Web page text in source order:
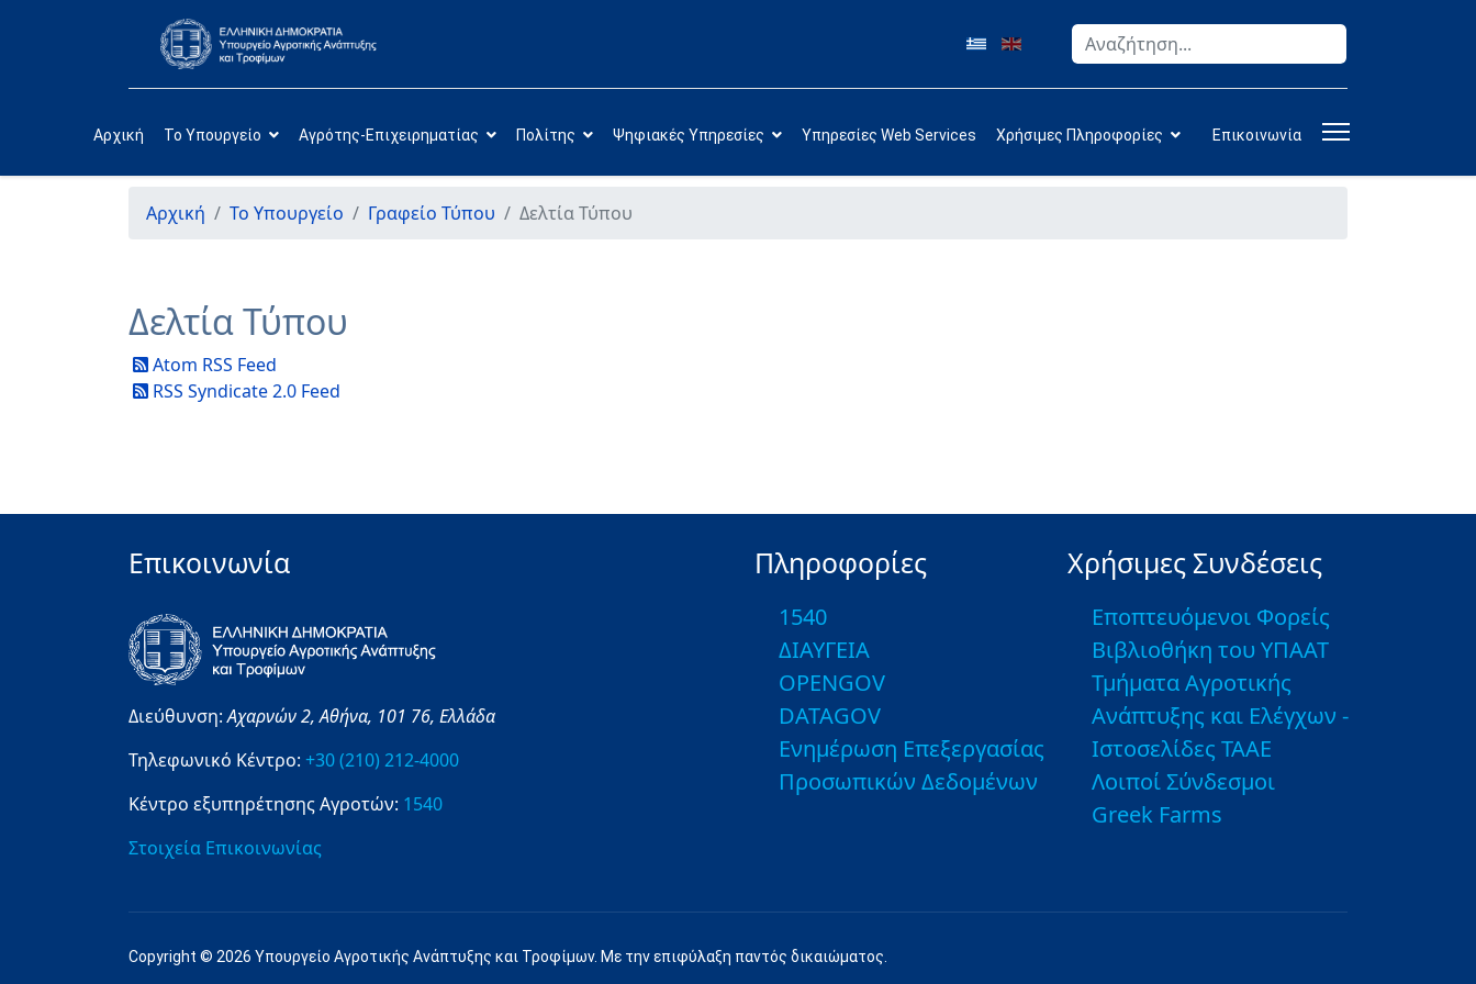
Αναζήτηση
Αρχική Το Υπουργείο Αγρότης-Επιχειρηματίας Πολίτης Ψηφιακές Υπηρεσίες Υπηρεσίες Web Services Χρήσιμες Πληροφορίες Επικοινωνία
Αρχική Το Υπουργείο Γραφείο Τύπου Δελτία Τύπου
Δελτία Τύπου
Atom RSS Feed
RSS Syndicate 2.0 Feed
Επικοινωνία
Διεύθυνση:Αχαρνών 2,Αθήνα, 101 76, Ελλάδα
Τηλεφωνικό Κέντρο: +30 (210) 212-4000
Κέντρο εξυπηρέτησης Αγροτών: 1540
Στοιχεία Επικοινωνίας
Πληροφορίες
1540
ΔΙΑΥΓΕΙΑ
OPENGOV
DATAGOV
Ενημέρωση Επεξεργασίας
Προσωπικών Δεδομένων
Χρήσιμες Συνδέσεις
Εποπτευόμενοι Φορείς
Βιβλιοθήκη του ΥΠΑΑΤ
Τμήματα Αγροτικής
Ανάπτυξης και Ελέγχων -
Ιστοσελίδες ΤΑΑΕ
Λοιποί Σύνδεσμοι
Greek Farms
Copyright © 2026 Υπουργείο Αγροτικής Ανάπτυξης και Τροφίμων. Με την επιφύλαξη παντός δικαιώματος.